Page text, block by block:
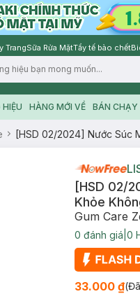
TrangSữa Rửa MặtTẩy tế bào chết
HÀNG MỚI VỀ BÁN CHẠY
[HSD 02/2024] Nước Súc
[HSD 02/
Khỏe
Gum Care
0 đánh giá 0
33.000 ₫